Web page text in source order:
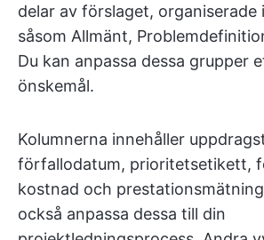
delar av förslaget, organiserade
såsom Allmänt,
Du kan anpassa dessa grupper
önskemål.
Kolumnerna innehåller
förfallodatum, prioritetsetikett,
kostnad och
också anpassa dessa till din